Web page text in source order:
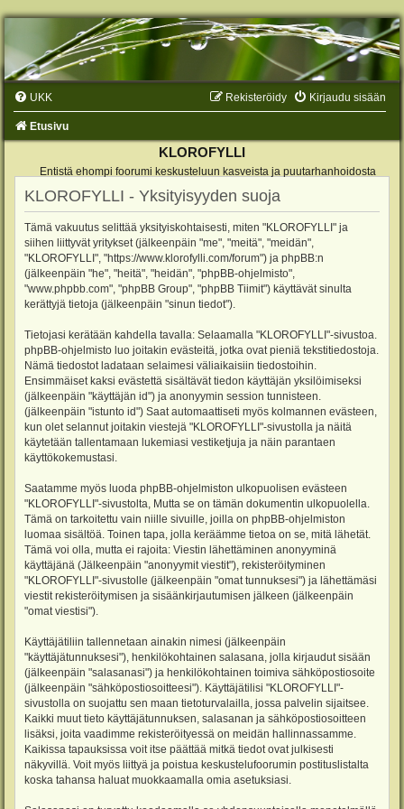
UKK Kirjaudu sisään
Rekisteröidy
Etusivu
KLOROFYLLI
Entistä ehompi foorumi keskusteluun kasveista ja puutarhanhoidosta
KLOROFYLLI - Yksityisyyden suoja
Tämä vakuutus selittää yksityiskohtaisesti, miten "KLOROFYLLI" ja
siihen liittyvät yritykset (jälkeenpäin "me", "meitä", "meidän",
"KLOROFYLLI", "https://www.klorofylli.com/forum") ja phpBB:n
(jälkeenpäin "he", "heitä", "heidän", "phpBB-ohjelmisto",
"www.phpbb.com", "phpBB Group", "phpBB Tiimit") käyttävät sinulta
kerättyjä tietoja (jälkeenpäin "sinun tiedot").
Tietojasi kerätään kahdella tavalla: Selaamalla "KLOROFYLLI"-sivustoa.
phpBB-ohjelmisto luo joitakin evästeitä, jotka ovat pieniä tekstitiedostoja.
Nämä tiedostot ladataan selaimesi väliaikaisiin tiedostoihin.
Ensimmäiset kaksi evästettä sisältävät tiedon käyttäjän yksilöimiseksi
(jälkeenpäin "käyttäjän id") ja anonyymin session tunnisteen.
(jälkeenpäin "istunto id") Saat automaattiseti myös kolmannen evästeen,
kun olet selannut joitakin viestejä "KLOROFYLLI"-sivustolla ja näitä
käytetään tallentamaan lukemiasi vestiketjuja ja näin parantaen
käyttökokemustasi.
Saatamme myös luoda phpBB-ohjelmiston ulkopuolisen evästeen
"KLOROFYLLI"-sivustolta, Mutta se on tämän dokumentin ulkopuolella.
Tämä on tarkoitettu vain niille sivuille, joilla on phpBB-ohjelmiston
luomaa sisältöä. Toinen tapa, jolla keräämme tietoa on se, mitä lähetät.
Tämä voi olla, mutta ei rajoita: Viestin lähettäminen anonyyminä
käyttäjänä (Jälkeenpäin "anonyymit viestit"), rekisteröityminen
"KLOROFYLLI"-sivustolle (jälkeenpäin "omat tunnuksesi") ja lähettämäsi
viestit rekisteröitymisen ja sisäänkirjautumisen jälkeen (jälkeenpäin
"omat viestisi").
Käyttäjätiliin tallennetaan ainakin nimesi (jälkeenpäin
"käyttäjätunnuksesi"), henkilökohtainen salasana, jolla kirjaudut sisään
(jälkeenpäin "salasanasi") ja henkilökohtainen toimiva sähköpostiosoite
(jälkeenpäin "sähköpostiosoitteesi"). Käyttäjätilisi "KLOROFYLLI"-
sivustolla on suojattu sen maan tietoturvalailla, jossa palvelin sijaitsee.
Kaikki muut tieto käyttäjätunnuksen, salasanan ja sähköpostiosoitteen
lisäksi, joita vaadimme rekisteröityessä on meidän hallinnassamme.
Kaikissa tapauksissa voit itse päättää mitkä tiedot ovat julkisesti
näkyvillä. Voit myös liittyä ja poistua keskustelufoorumin postituslistalta
koska tahansa haluat muokkaamalla omia asetuksiasi.